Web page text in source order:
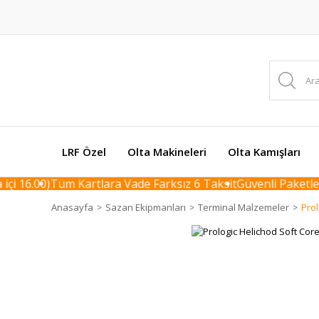
LRF Özel Olta Makineleri Olta Kamışları
16.00)Tüm Kartlara Vade Farksız 6 TaksitGüvenli
Anasayfa Sazan Ekipmanları Terminal Malzemeler